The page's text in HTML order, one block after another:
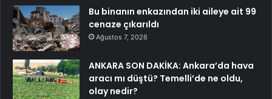
Bu binanın enkazından iki aileye ait 99
cenaze çıkarıldı
Ağustos 7, 2026
ANKARA SON DAKİKA: Ankara’da hava
aracı mı düştü? Temelli’de ne oldu,
olay nedir?